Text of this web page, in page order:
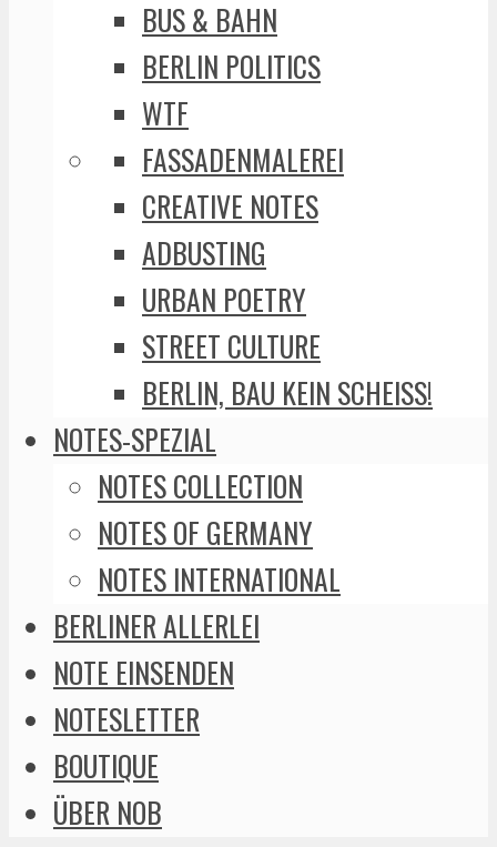
BUS & BAHN
BERLIN POLITICS
WTF
FASSADENMALEREI
CREATIVE NOTES
ADBUSTING
URBAN POETRY
STREET CULTURE
BERLIN, BAU KEIN SCHEISS!
NOTES-SPEZIAL
NOTES COLLECTION
NOTES OF GERMANY
NOTES INTERNATIONAL
BERLINER ALLERLEI
NOTE EINSENDEN
NOTESLETTER
BOUTIQUE
ÜBER NOB